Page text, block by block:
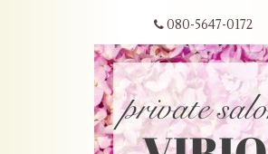
080-5647-0172